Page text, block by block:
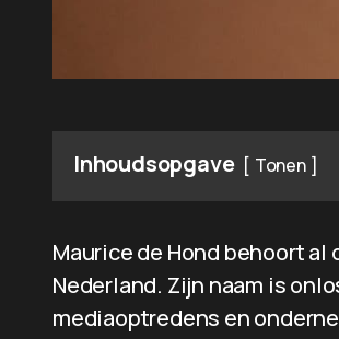
Inhoudsopgave Tonen
Maurice de Hond behoort
Nederland. Zijn naam is
mediaoptredens en